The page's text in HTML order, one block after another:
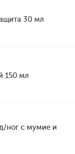
30 мл
150 мл
ног с мумие и